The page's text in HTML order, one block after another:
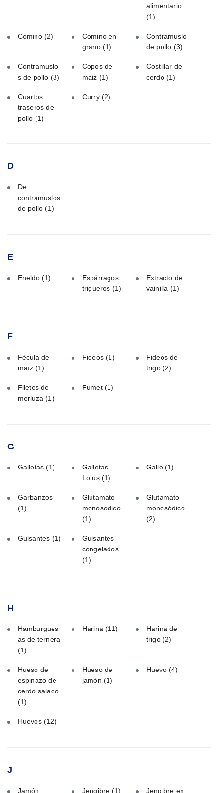
alimentario
(1)
Comino (2)
Comino en
grano (1)
Contramuslo
de pollo (3)
Contramuslo
s de pollo (3)
Copos de
maiz (1)
Costillar de
cerdo(1)
Cuartos
traseros de
pollo (1)
Curry (2)
D
De
contramuslos
de pollo(1)
E
Eneldo (1)
Espárragos
trigueros (1)
Extracto de
vainilla (1)
F
Fécula de
maíz (1)
Fideos(1)
Fideos de
trigo(2)
Filetes de
merluza(1)
Fumet (1)
G
Galletas(1)
Galletas
Lotus (1)
Gallo(1)
Garbanzos
(1)
Glutamato
monosodico
(1)
Glutamato
monosódico
(2)
Guisantes (1)
Guisantes
congelados
(1)
H
Hamburgues
as de ternera
(1)
Harina(11)
Harina de
trigo(2)
Hueso de
espinazo de
cerdo salado
(1)
Hueso de
jamón (1)
Huevo(4)
Huevos (12)
J
Jamón
Jengibre (1)
Jengibre en